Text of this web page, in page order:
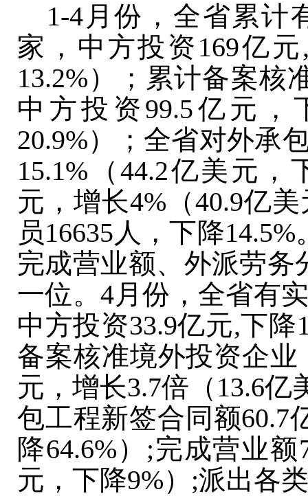
1-4月份，全省累计
家，中方投资169亿
13.2%）；累计备案核
中方投资99.5亿元，
20.9%）；全省对外承
15.1%（44.2亿美元，
元，增长4%（40.9亿美
员16635人，下降
完成营业额、外派劳
一位。4月份，全省有
中方投资33.9亿元,下降
备案核准境外投资企业
元，增长3.7倍（13.6亿
包工程新签合同额60.7
降64.6%） ;完成营业额
元，下降9%） ;派出各